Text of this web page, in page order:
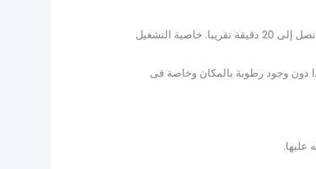
أو خاصية التربو خاصية التربو، التي تساعد على تبريد الغرفة بسرعة وكفاءة عالية من خلال عمل المروحة لسرعة تصل إلى 20 دقيقة تقريبا. خاصية التشغيل
دون وجود رطوبة بالمكان وخاصة فى
عليها.